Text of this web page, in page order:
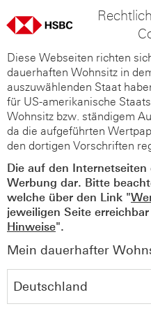
Diese Webseiten richten
dauerhaften Wohnsitz in
auszuwählenden Staat
für US-amerikanische
Wohnsitz bzw. ständigem
da die aufgeführten
den dortigen Vorschriften
Die auf den
Werbung dar. Bitte
welche über den Link "
jeweiligen Seite
Hinweise".
Mein dauerhafter